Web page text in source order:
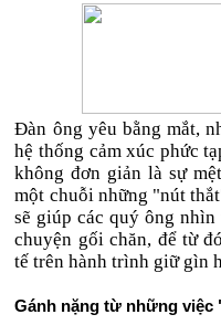
Đàn ông yêu bằng mắt,
hệ thống cảm xúc phức
không đơn giản là sự
một chuỗi những "nút
sẽ giúp các quý ông
chuyện gối chăn, để từ
tế trên hành trình giữ gìn
Gánh nặng từ những việc